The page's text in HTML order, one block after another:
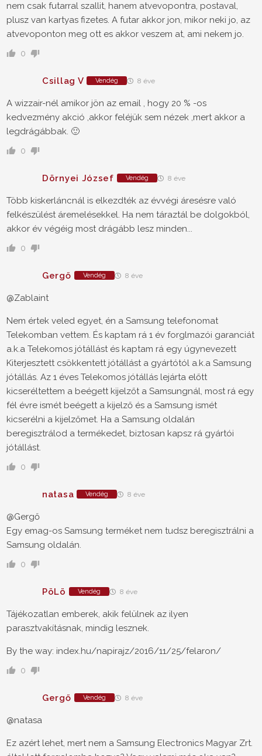
nem csak futarral szallit, hanem atvevopontra, postaval,
plusz van kartyas fizetes. A futar akkor jon, mikor neki jo, az
atvevoponton meg ott es akkor veszem at, ami nekem jo.
0
Csillag V Vendég 8 éve
A wizzair-nél amikor jön az email , hogy 20 % -os
kedvezmény akció ,akkor feléjük sem nézek ,mert akkor a
legdrágábbak. 🙂
0
Dörnyei József Vendég 8 éve
Több kiskerláncnál is elkezdték az évvégi áresésre való
felkészülést áremelésekkel. Ha nem táraztál be dolgokból,
akkor év végéig most drágább lesz minden...
0
Gergő Vendég 8 éve
@Zablaint
Nem értek veled egyet, én a Samsung telefonomat
Telekomban vettem. És kaptam rá 1 év forglmazói garanciát
a.k.a Telekomos jótállást és kaptam rá egy úgynevezett
Kiterjesztett csökkentett jótállást a gyártótól a.k.a Samsung
jótállás. Az 1 éves Telekomos jótállás lejárta előtt
kicseréltettem a beégett kijelzőt a Samsungnál, most rá egy
fél évre ismét beégett a kijelző és a Samsung ismét
kicserélni a kijelzőmet. Ha a Samsung oldalán
beregisztrálod a termékedet, biztosan kapsz rá gyártói
jótállást.
0
natasa Vendég 8 éve
@Gergő
Egy emag-os Samsung terméket nem tudsz beregisztrálni a
Samsung oldalán.
0
PöLö Vendég 8 éve
Tájékozatlan emberek, akik felülnek az ilyen
parasztvakításnak, mindig lesznek.
By the way: index.hu/napirajz/2016/11/25/felaron/
0
Gergő Vendég 8 éve
@natasa
Ez azért lehet, mert nem a Samsung Electronics Magyar Zrt.